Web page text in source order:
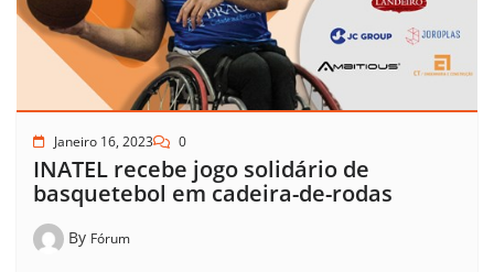
Janeiro 16, 2023 0
INATEL recebe jogo solidário de
basquetebol em cadeira-de-rodas
By Fórum